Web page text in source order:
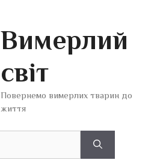
Вимерлий
світ
Повернемо вимерлих тварин до
життя